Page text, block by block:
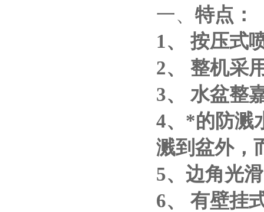
一、 特点：
1、
按压式
2、
整机采
3、
水盆整
4、*的防溅
溅到盆外，
5、边角光
6、
有壁挂